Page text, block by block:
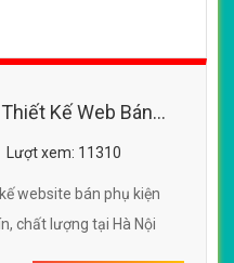
Kế Web Bán
Gia Đỗ
Lượt xem: 11310
website bán phụ kiện
chất lượng tại Hà Nội